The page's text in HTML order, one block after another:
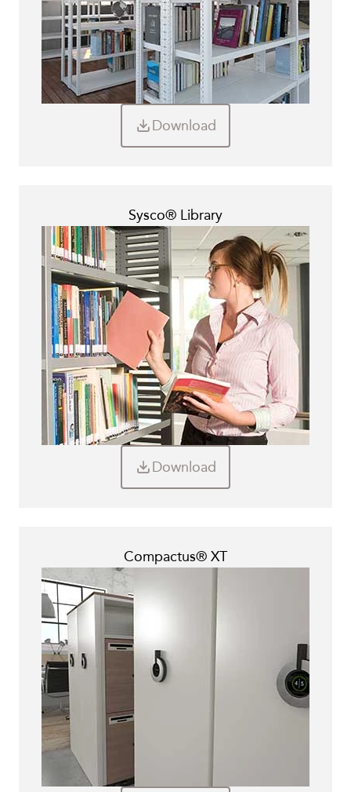
Download
Sysco® Library
Download
Compactus® XT